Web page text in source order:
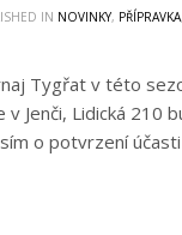
IN NOVINKY, PŘÍPRAVKA
Tygřat v této
Jenči, Lidická
o potvrzení